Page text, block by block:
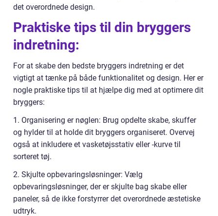
det overordnede design.
Praktiske tips til din bryggers
indretning:
For at skabe den bedste bryggers indretning er det
vigtigt at tænke på både funktionalitet og design. Her er
nogle praktiske tips til at hjælpe dig med at optimere dit
bryggers:
1. Organisering er nøglen: Brug opdelte skabe, skuffer
og hylder til at holde dit bryggers organiseret. Overvej
også at inkludere et vasketøjsstativ eller -kurve til
sorteret tøj.
2. Skjulte opbevaringsløsninger: Vælg
opbevaringsløsninger, der er skjulte bag skabe eller
paneler, så de ikke forstyrrer det overordnede æstetiske
udtryk.